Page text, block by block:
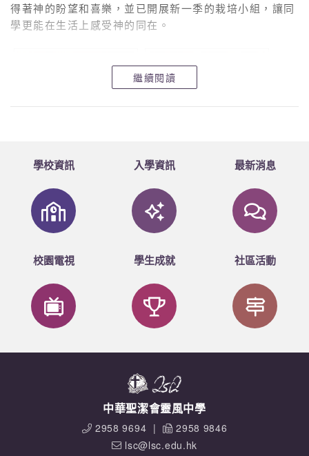
得著神的盼望和喜樂，並已開展新一季的栽培小組，讓同
學更能在生活上感受神的同在。
繼續閱讀
學校資訊 入學資訊 最新消息
校園電視 學生成就 社區活動
中華聖潔會靈風中學
2958 9694 |
2958 9846
lsc@lsc.edu.hk